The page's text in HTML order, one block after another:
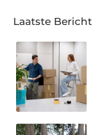
Laatste Bericht